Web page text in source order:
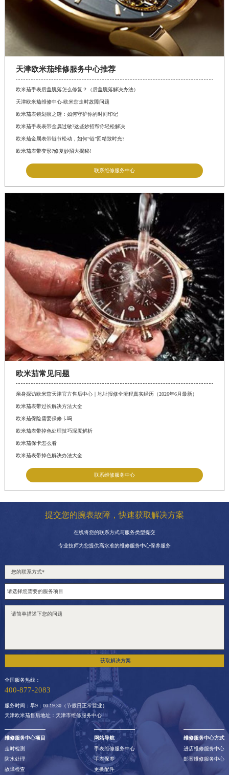
天津欧米茄维修服务中心推荐
欧米茄手表后盖脱落怎么修复？（后盖脱落解决办法）
天津欧米茄维修中心-欧米茄走时故障问题
欧米茄表镜划痕之谜：如何守护你的时间印记
欧米茄手表表带金属过敏?这些妙招帮你轻松解决
欧米茄金属表带链节松动，如何“链”回精致时光?
欧米茄表带变形?修复妙招大揭秘!
联系维修服务中心
欧米茄常见问题
亲身探访欧米茄天津官方售后中心｜地址报修全流程真实经历（2026年6月最新）
欧米茄表带过长解决方法大全
欧米茄保险需要保修卡吗
欧米茄表带掉色处理技巧深度解析
欧米茄保卡怎么看
欧米茄表带掉色解决办法大全
联系维修服务中心
提交您的腕表故障，快速获取解决方案
在线将您的联系方式与服务类型提交
专业技师为您提供高水准的维修服务中心保养服务
获取解决方案
全国服务热线：
400-877-2083
服务时间：早9：00-19:30（节假日正常营业）
天津欧米茄售后地址：天津市维修服务中心
维修服务中心项目
走时检测
防水处理
故障检查
网站导航
手表维修服务中心
手表保养
更换配件
维修服务中心方式
进店维修服务中心
邮寄维修服务中心